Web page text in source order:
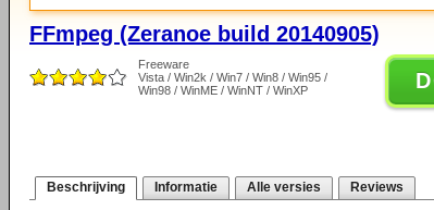
FFmpeg (Zeranoe build 20140905)
Freeware
Vista / Win2k / Win7 / Win8 / Win95 /
Win98 / WinME / WinNT / WinXP
Beschrijving Informatie Alle versies Reviews